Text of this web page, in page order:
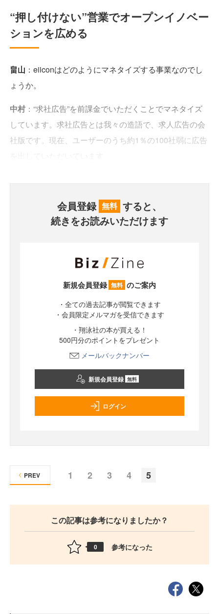
“押し付けない”営業でオープンイノベー
ションを広める
畠山 ：eiiconはどのようにマネタイズする事業なのでし
ょうか。
中村：“求社広告”を前課金でいただくことでマネタイズ
しています。求社広告とは我々の造語で、求人広告の会
社版です。現在、ユーザーのうち約1％の100社弱に広告
会員登録 無料 すると、
続きをお読みいただけます
新規会員登録 無料 のご案内
・全ての過去記事が閲覧できます
・会員限定メルマガを受信できます
・翔泳社の本が買える！
500円分のポイントをプレゼント
メールバックナンバー
新規会員登録 無料
ログイン
1 2 3 4 5
PREV
この記事は参考になりましたか？
0 参考になった